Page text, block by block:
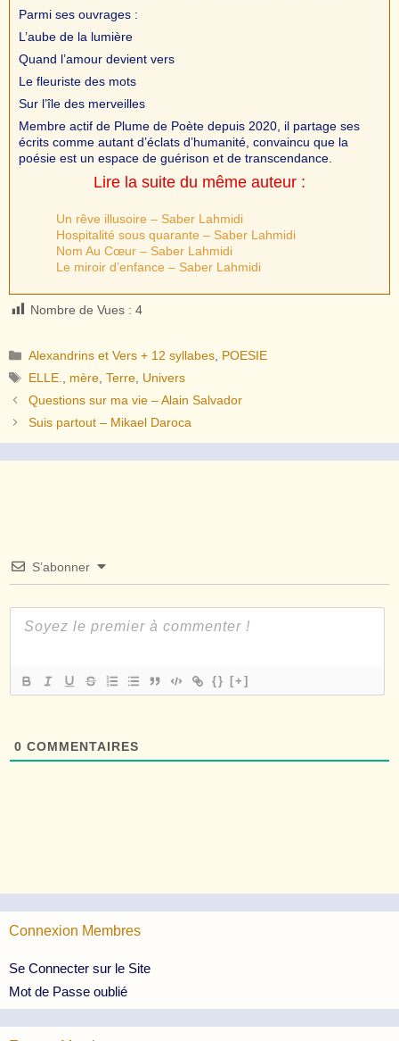
Parmi ses ouvrages :
L’aube de la lumière
Quand l’amour devient vers
Le fleuriste des mots
Sur l’île des merveilles
Membre actif de Plume de Poète depuis 2020, il partage ses
écrits comme autant d’éclats d’humanité, convaincu que la
poésie est un espace de guérison et de transcendance.
Lire la suite du même auteur :
Un rêve illusoire – Saber Lahmidi
Hospitalité sous quarante – Saber Lahmidi
Nom Au Cœur – Saber Lahmidi
Le miroir d’enfance – Saber Lahmidi
Nombre de Vues : 4
Catégories
Alexandrins et Vers + 12 syllabes POESIE
Étiquettes
ELLE. mère ,Terre Univers
Questions sur ma vie – Alain Salvador
Suis partout – Mikael Daroca
S’abonner
{} [+]
0 COMMENTAIRES
Connexion Membres
Se Connecter sur le Site
Mot de Passe oublié